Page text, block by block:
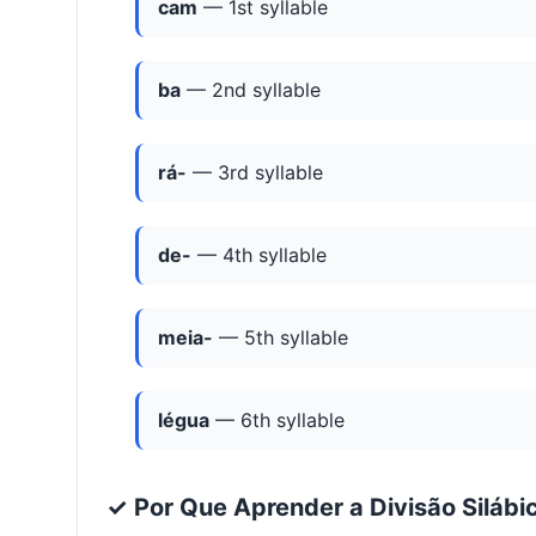
cam — 1st syllable
ba — 2nd syllable
rá- — 3rd syllable
de- — 4th syllable
meia- — 5th syllable
légua — 6th syllable
✓ Por Que Aprender a Divisão